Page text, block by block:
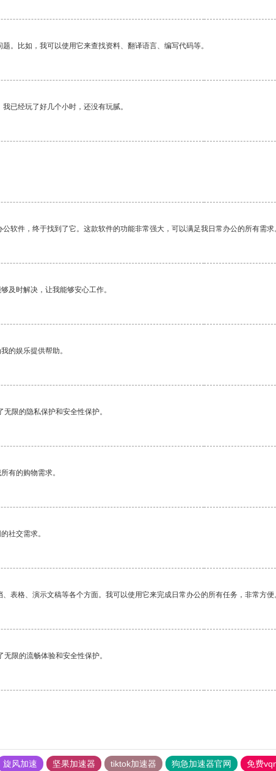
。比如，我可以使用它来查找资料、翻译语言、编写代码等。
已经玩了好几个小时，还没有玩腻。
软件，终于找到了它。这款软件的功能非常强大，可以满足我日常办公的所有需求
及时解决，让我能够安心工作。
的娱乐提供帮助。
限的隐私保护和安全性保护。
有的购物需求。
社交需求。
表格、演示文稿等各个方面。我可以使用它来完成日常办公的所有任务，非常方便
限的流畅体验和安全性保护。
旋风加速 坚果加速器 tiktok加速器 狗急加速器官网 免费